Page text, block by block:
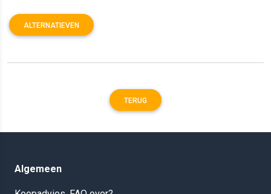
ALTERNATIEVEN
TERUG
Algemeen